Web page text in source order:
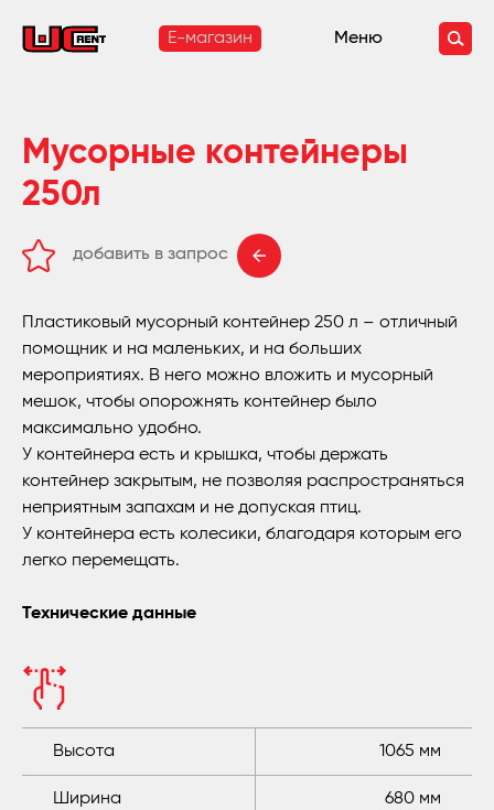
E-магазин Меню
Мусорные контейнеры
250л
добавить в запрос
Пластиковый мусорный контейнер 250 л – отличный
помощник и на маленьких, и на больших
мероприятиях. В него можно вложить и мусорный
мешок, чтобы опорожнять контейнер было
максимально удобно.
У контейнера есть и крышка, чтобы держать
контейнер закрытым, не позволяя распространяться
неприятным запахам и не допуская птиц.
У контейнера есть колесики, благодаря которым его
легко перемещать.
Технические данные
Высота 1065 мм
Ширина 680 мм